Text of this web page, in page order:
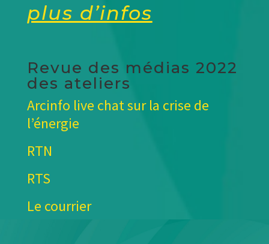
plus d’infos
Revue des médias 2022
des ateliers
Arcinfo live chat sur la crise de
l’énergie
RTN
RTS
Le courrier